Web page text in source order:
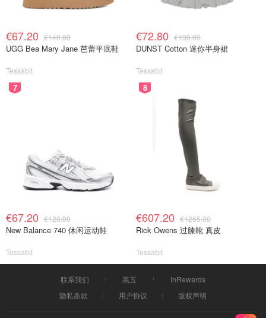
€67.20 €140.00
UGG Bea Mary Jane 芭蕾平底鞋
Tessabit
€72.80 €130.00
DUNST Cotton 迷你半身裙
Tessabit
7
€67.20 €120.00
New Balance 740 休闲运动鞋
Tessabit
8
€607.20 €1265.00
Rick Owens 过膝靴 真皮
Tessabit
联系我们 黑五
InRewards
隐私条款
用户协议 版权声明